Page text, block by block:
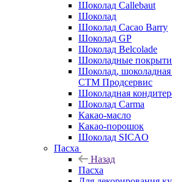
Шоколад Callebaut
Шоколад
Шоколад Cacao Barry
Шоколад GP
Шоколад Belcolade
Шоколадные
Шоколад, шоколадная
СТМ Продсервис
Шоколадная
Шоколад Carma
Какао-масло
Какао-порошок
Шоколад SICAO
Пасха
Назад
Пасха